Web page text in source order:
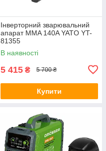
Інверторний зварювальний
апарат MMA 140A YATO YT-
81355
В наявності
5 415 ₴ 5 700 ₴
Купити